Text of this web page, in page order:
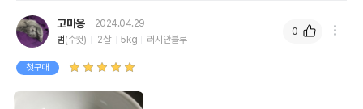
고마옹
2024.04.29
범(수컷) 2살 5kg 러시안블루
첫구매
0